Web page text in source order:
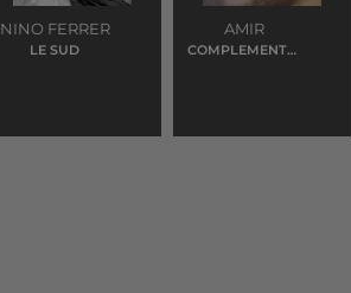
NINO FERRER
LE SUD
AMIR
COMPLEMENTAI